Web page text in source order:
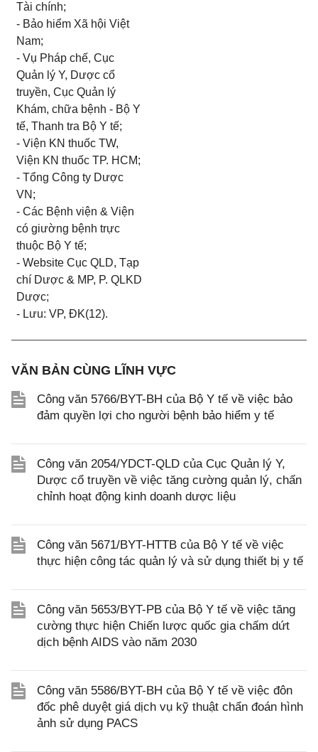
Tài chính;
- Bảo hiểm Xã hội Việt
Nam;
- Vụ Pháp chế, Cục
Quản lý Y, Dược cổ
truyền, Cục Quản lý
Khám, chữa bệnh - Bộ Y
tế, Thanh tra Bộ Y tế;
- Viện KN thuốc TW,
Viện KN thuốc TP. HCM;
- Tổng Công ty Dược
VN;
- Các Bệnh viện & Viện
có giường bệnh trực
thuộc Bộ Y tế;
- Website Cục QLD, Tạp
chí Dược & MP, P. QLKD
Dược;
- Lưu: VP, ĐK(12).
VĂN BẢN CÙNG LĨNH VỰC
Công văn 5766/BYT-BH của Bộ Y tế về việc bảo
đảm quyền lợi cho người bệnh bảo hiểm y tế
Công văn 2054/YDCT-QLD của Cục Quản lý Y,
Dược cổ truyền về việc tăng cường quản lý, chấn
chỉnh hoạt động kinh doanh dược liệu
Công văn 5671/BYT-HTTB của Bộ Y tế về việc
thực hiện công tác quản lý và sử dụng thiết bị y tế
Công văn 5653/BYT-PB của Bộ Y tế về việc tăng
cường thực hiện Chiến lược quốc gia chấm dứt
dịch bệnh AIDS vào năm 2030
Công văn 5586/BYT-BH của Bộ Y tế về việc đôn
đốc phê duyệt giá dịch vụ kỹ thuật chẩn đoán hình
ảnh sử dụng PACS